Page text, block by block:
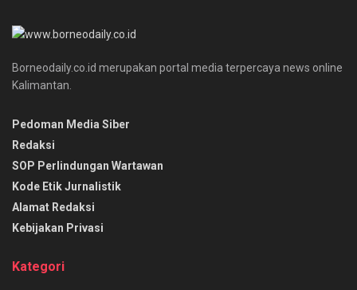
Borneodaily.co.id merupakan portal media terpercaya news online
Kalimantan.
Pedoman Media Siber
Redaksi
SOP Perlindungan Wartawan
Kode Etik Jurnalistik
Alamat Redaksi
Kebijakan Privasi
Kategori